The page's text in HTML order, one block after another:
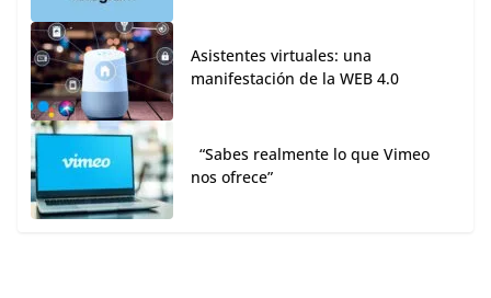
Asistentes virtuales: una
manifestación de la WEB 4.0
“Sabes realmente lo que Vimeo
nos ofrece”